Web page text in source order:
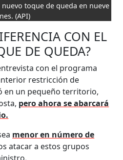
toque de queda en nueve
(API)
CON EL
DE QUEDA?
con el programa
anterior restricción de
en un pequeño territorio,
pero ahora se abarcará
menor en número de
atacar a estos grupos